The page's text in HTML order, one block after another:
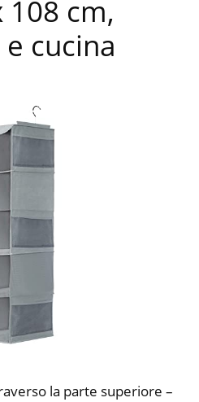
108 cm,
e cucina
la parte superiore –